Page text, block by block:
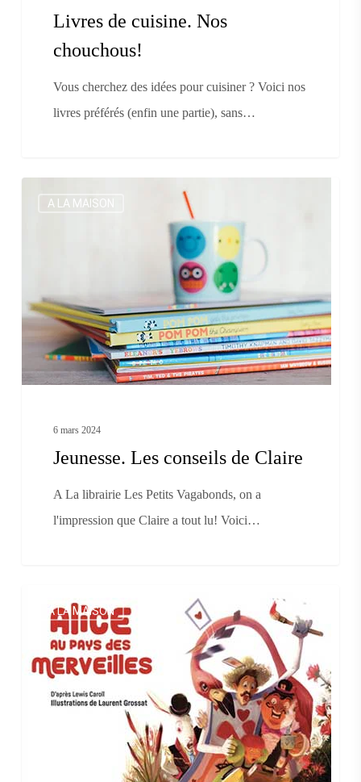
Livres de cuisine. Nos
chouchous!
Vous cherchez des idées pour cuisiner ? Voici nos
livres préférés (enfin une partie), sans…
A LA MAISON
6 mars 2024
Jeunesse. Les conseils de Claire
A La librairie Les Petits Vagabonds, on a
l'impression que Claire a tout lu! Voici…
des
Merveilles
A LA MAISON